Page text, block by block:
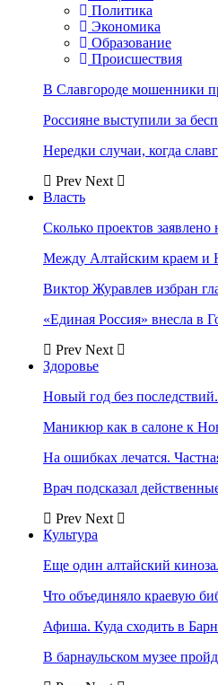
Политика
Экономика
Образование
Происшествия
В Славгороде мошенники
Россияне выступили за
Нередки случаи, когда
Prev Next
Власть
Сколько проектов
Между Алтайским краем и
Виктор Журавлев избран
«Единая Россия» внесла в
Prev Next
Здоровье
Новый год без
Маникюр как в салоне к
На ошибках лечатся.
Врач подсказал
Prev Next
Культура
Еще один алтайский
Что объединяло краевую
Афиша. Куда сходить в
В барнаульском музее